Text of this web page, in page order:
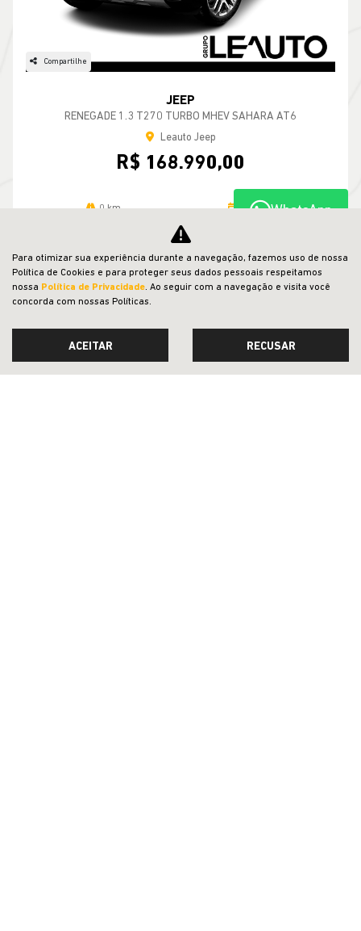
Compartilhe
JEEP
RENEGADE 1.3 T270 TURBO MHEV SAHARA AT6
Leauto Jeep
R$ 168.990,00
0 km 2026/2027WhatsApp
Para otimizar sua experiência durante a navegação, fazemos uso de nossa
Política de Cookies e para proteger seus dados pessoais respeitamos
nossa Política de Privacidade. Ao seguir com a navegação e visita você
concorda com nossas Políticas.
ACEITAR RECUSAR